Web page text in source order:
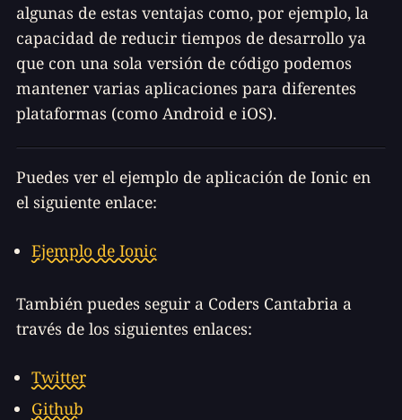
algunas de estas ventajas como, por ejemplo, la
capacidad de reducir tiempos de desarrollo ya
que con una sola versión de código podemos
mantener varias aplicaciones para diferentes
plataformas (como Android e iOS).
Puedes ver el ejemplo de aplicación de Ionic en
el siguiente enlace:
Ejemplo de Ionic
También puedes seguir a Coders Cantabria a
través de los siguientes enlaces:
Twitter
Github